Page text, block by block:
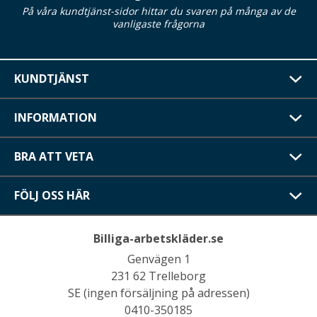
På våra kundtjänst-sidor hittar du svaren på många av de
vanligaste frågorna
KUNDTJÄNST
INFORMATION
BRA ATT VETA
FÖLJ OSS HÄR
Billiga-arbetskläder.se
Genvägen 1
231 62 Trelleborg
SE (ingen försäljning på adressen)
0410-350185